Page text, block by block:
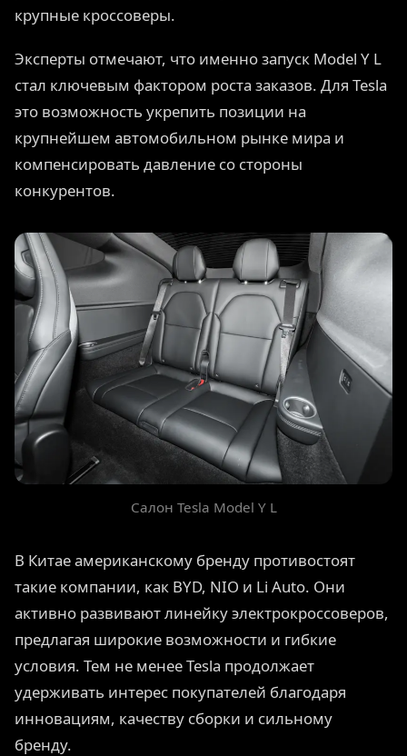
крупные кроссоверы.
Эксперты отмечают, что именно запуск Model Y L
стал ключевым фактором роста заказов. Для Tesla
это возможность укрепить позиции на
крупнейшем автомобильном рынке мира и
компенсировать давление со стороны
конкурентов.
Салон Tesla Model Y L
В Китае американскому бренду противостоят
такие компании, как BYD, NIO и Li Auto. Они
активно развивают линейку электрокроссоверов,
предлагая широкие возможности и гибкие
условия. Тем не менее Tesla продолжает
удерживать интерес покупателей благодаря
инновациям, качеству сборки и сильному
бренду.